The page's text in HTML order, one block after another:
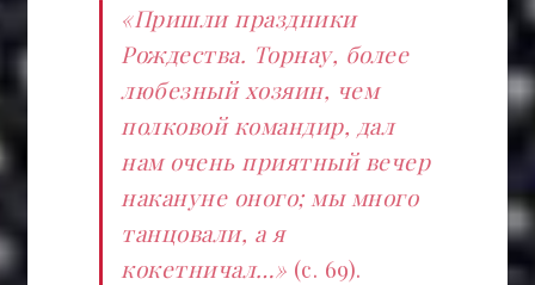
«Пришли праздники
Рождества. Торнау, более
любезный хозяин, чем
полковой командир, дал
нам очень приятный вечер
накануне оного; мы много
танцовали, а я
кокетничал…» (с. 69).